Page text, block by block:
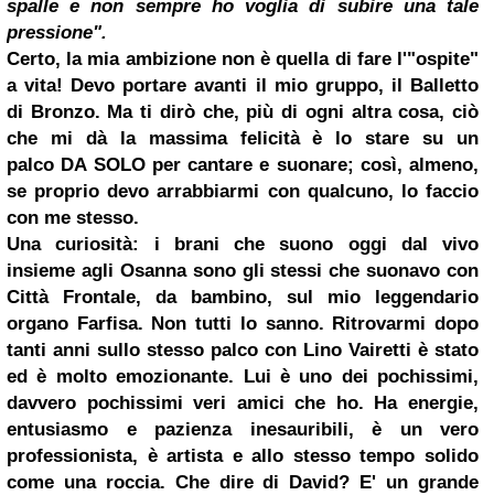
spalle e non sempre ho voglia di subire una tale
pressione".
Certo, la mia ambizione non è quella di fare l'"ospite"
a vita! Devo portare avanti il mio gruppo, il Balletto
di Bronzo. Ma ti dirò che, più di ogni altra cosa, ciò
che mi dà la massima felicità è lo stare su un
palco DA SOLO per cantare e suonare; così, almeno,
se proprio devo arrabbiarmi con qualcuno, lo faccio
con me stesso.
Una curiosità: i brani che suono oggi dal vivo
insieme agli Osanna sono gli stessi che suonavo con
Città Frontale, da bambino, sul mio leggendario
organo Farfisa. Non tutti lo sanno. Ritrovarmi dopo
tanti anni sullo stesso palco con Lino Vairetti è stato
ed è molto emozionante. Lui è uno dei pochissimi,
davvero pochissimi veri amici che ho. Ha energie,
entusiasmo e pazienza inesauribili, è un vero
professionista, è artista e allo stesso tempo solido
come una roccia. Che dire di David? E' un grande